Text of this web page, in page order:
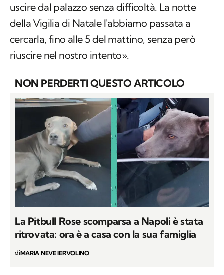
uscire dal palazzo senza difficoltà. La notte
della Vigilia di Natale l'abbiamo passata a
cercarla, fino alle 5 del mattino, senza però
riuscire nel nostro intento».
NON PERDERTI QUESTO ARTICOLO
La Pitbull Rose scomparsa a Napoli è stata
ritrovata: ora è a casa con la sua famiglia
diMARIA NEVE IERVOLINO